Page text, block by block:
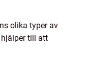
olika typer av
till att